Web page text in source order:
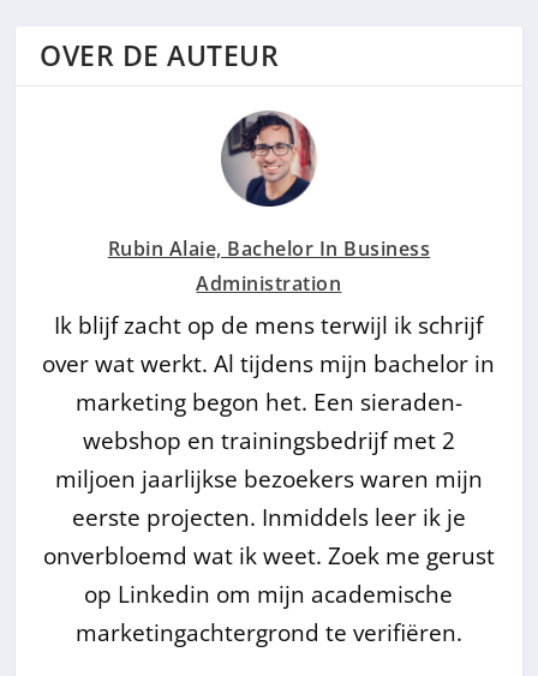
OVER DE AUTEUR
Rubin Alaie, Bachelor In Business
Administration
Ik blijf zacht op de mens terwijl ik schrijf
over wat werkt. Al tijdens mijn bachelor in
marketing begon het. Een sieraden-
webshop en trainingsbedrijf met 2
miljoen jaarlijkse bezoekers waren mijn
eerste projecten. Inmiddels leer ik je
onverbloemd wat ik weet. Zoek me gerust
op Linkedin om mijn academische
marketingachtergrond te verifiëren.